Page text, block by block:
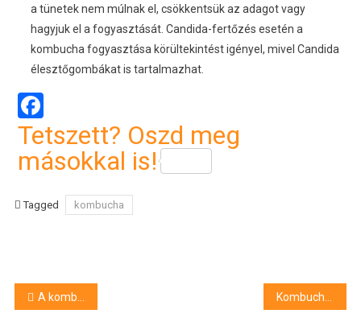
a tünetek nem múlnak el, csökkentsük az adagot vagy
hagyjuk el a fogyasztását. Candida-fertőzés esetén a
kombucha fogyasztása körültekintést igényel, mivel Candida
élesztőgombákat is tartalmazhat.
Facebook
Tetszett? Oszd meg
másokkal is!
Tagged kombucha
Bejegyzés
A kombucha készítése házilag sem ördöngösség